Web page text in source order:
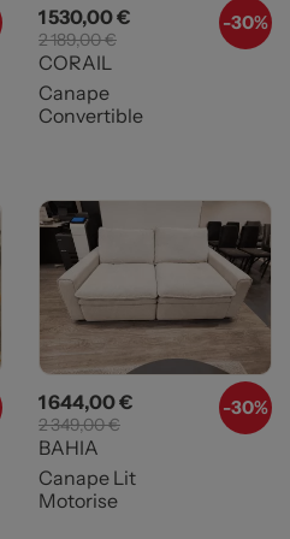
-30%
Prix
1 530,00 € Prix de base
2 189,00 €
CORAIL
Canape
Convertible
-30%
Prix
1 644,00 € Prix de base
2 349,00 €
BAHIA
Canape Lit
Motorise